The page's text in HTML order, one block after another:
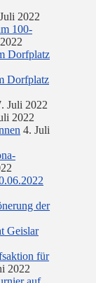
2022
100-
Dorfplatz
Dorfplatz
Juli 2022
2022
4. Juli
der
Geislar
für
2022